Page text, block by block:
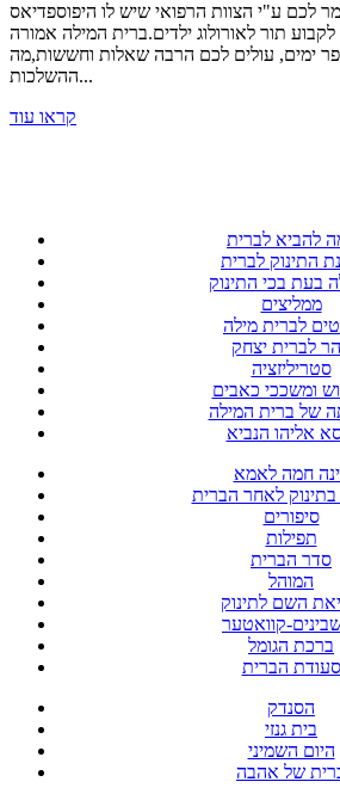
לכם ע"י הצוות הרפואי שיש לו היפוספדיאס
לקבוע תור לאורולוג ילדים.ברית המילה אמורה
ימים, עולים לכם הרבה שאלות וחששות,מה
ההשלכות...
קראו עוד
התינוק לברית
בעת בכי התינוק
ממליצים
לברית מילה
לברית יצחק
סטריליזציה
ומשככי כאבים
של ברית המילה
אליהו הנביא
חמה לאמא
בתינוק לאחר הברית
סיפורים
תפילות
סדר הברית
המוהל
השם לתינוק
קוואטער
ברכת הגומל
סעודת הברית
הסנדק
בית גנזי
היום השמיני
של אהבה